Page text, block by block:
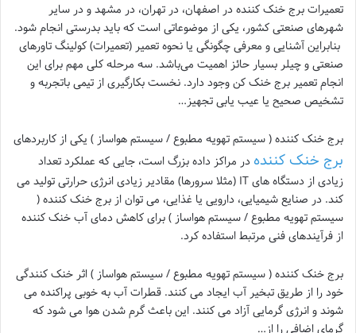
تعمیرات برج خنک کننده در اصفهان، در تهران، در مشهد و در سایر
شهرهای صنعتی کشور، یکی از موضوعاتی است که باید بدرستی انجام شود.
بنابراین آشنایی و معرفی چگونگی یا نحوه تعمیر (تعمیرات) کولینگ تاورهای
صنعتی و چیلر بسیار حائز اهمیت می‌باشد. سه مرحله کلی مهم برای این
انجام تعمیر برج خنک کن وجود دارد. نخست بکارگیری از تیمی باتجربه و
تشخیص صحیح یا عیب یابی تجهیز…
برج خنک کننده ( سیستم تهویه مطبوع / سیستم هواساز ) یکی از کاربردهای
برج خنک کننده در مراکز داده بزرگ است، جایی که عملکرد تعداد
زیادی از دستگاه های IT (مثلا سرورها) مقادیر زیادی انرژی حرارتی تولید می
کند. در صنایع شیمیایی، دارویی یا غذایی، می توان از برج خنک کننده (
سیستم تهویه مطبوع / سیستم هواساز ) برای کاهش دمای آب خنک کننده
از فرآیندهای فنی مرتبط استفاده کرد.
برج خنک کننده ( سیستم تهویه مطبوع / سیستم هواساز ) اثر خنک کنندگی
خود را از طریق تبخیر آب ایجاد می کنند. قطرات آب به خوبی پراکنده می
شوند و انرژی گرمایی آزاد می کنند. این باعث گرم شدن هوا می شود که
گرمای اضافی را از…